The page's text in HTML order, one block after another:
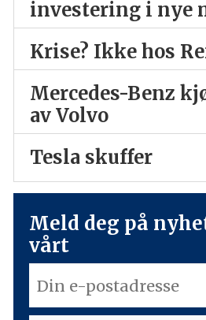
investering i nye
Krise? Ikke hos
Mercedes-Benz
av Volvo
Tesla skuffer
Meld deg på
vårt